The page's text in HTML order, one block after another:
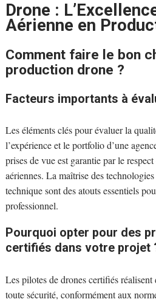
Drone :
Aérienne en
Comment faire le bon
production drone ?
Facteurs importants à
Les éléments clés pour évaluer la
l’expérience et le portfolio d’une
prises de vue est garantie par le
aériennes. La maîtrise des
technique sont des atouts essentiels
professionnel.
Pourquoi opter pour des
certifiés dans votre projet
Les pilotes de drones certifiés réalisent
toute sécurité, conformément aux